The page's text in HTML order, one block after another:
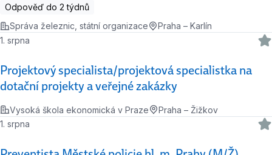
Odpověď do 2 týdnů
Správa železnic, státní organizace
Praha – Karlín
Projektový specialista/projektová specialistka na
dotační projekty a veřejné zakázky
1. srpna
Vysoká škola ekonomická v Praze Praha – Žižkov
1. srpna